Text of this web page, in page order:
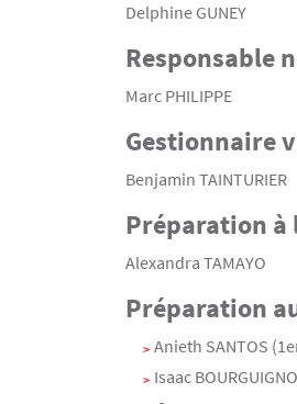
Delphine GUNEY
Responsable
Marc PHILIPPE
Gestionnaire
Benjamin TAINTURIER
Préparation à
Alexandra TAMAYO
Préparation
Anieth SANTOS
Isaac